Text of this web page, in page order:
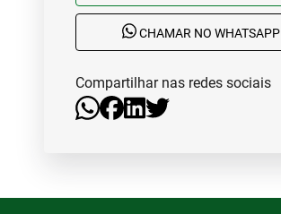
CHAMAR NO WHATSAPP
Compartilhar nas redes sociais